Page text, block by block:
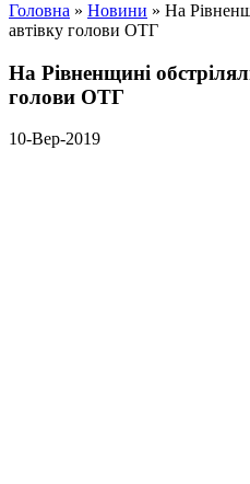
Головна » Новини » На
автівку голови ОТГ
На Рівненщині
голови ОТГ
10-Вер-2019